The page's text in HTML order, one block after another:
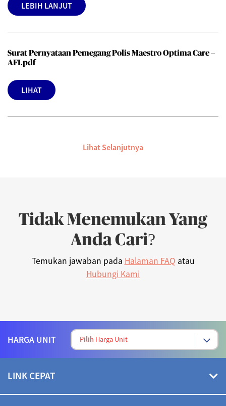
LEBIH LANJUT
Surat Pernyataan Pemegang Polis Maestro Optima Care –
AFI.pdf
LIHAT
Lihat Selanjutnya
Tidak Menemukan Yang
Anda Cari?
Temukan jawaban pada Halaman FAQ atau
Hubungi Kami
HARGA UNIT
LINK CEPAT